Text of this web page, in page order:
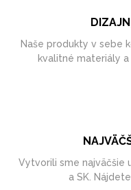
Naše produkty v sebe
kvalitné materiály
Vytvorili sme najväčšie
a SK.